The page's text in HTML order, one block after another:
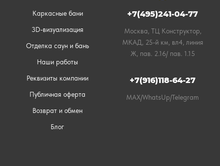
Каркасные бани
3D-визуализация
Отделка саун и бань
Наши работы
Реквизиты компании
Публичная оферта
Возврат и обмен
Блог
+7(495)241-04-77
Москва, ТЦ Конструктор,
МКАД, 25-й км, вл4, линия
Ж, пав. 2.16/ пав. 1.15
+7(916)118-64-27
MAX/WhatsUp/Telegram